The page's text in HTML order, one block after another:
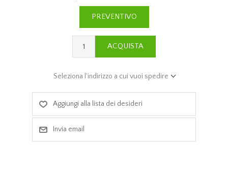
PREVENTIVO
ACQUISTA
Seleziona l'indirizzo a cui vuoi spedire
Aggiungi alla lista dei desideri
Invia email